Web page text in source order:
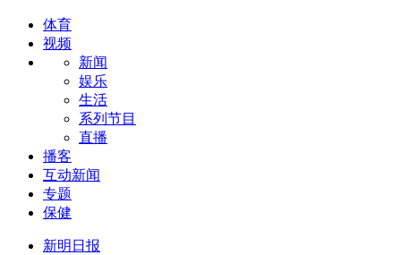
体育
视频
新闻
娱乐
生活
系列节目
直播
播客
互动新闻
专题
保健
新明日报